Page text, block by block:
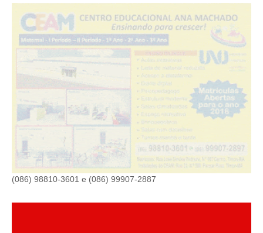
(086) 98810-3601 e (086) 99907-2887